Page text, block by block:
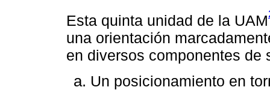
Esta quinta unidad de la UAM
una orientación
en diversos componentes de
Un posicionamiento en